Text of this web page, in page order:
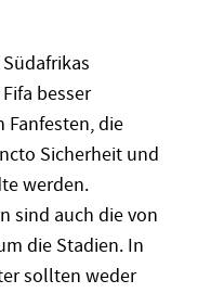
besser
Fanfesten, die
Sicherheit und
werden.
sind auch die von
die Stadien. In
sollten weder